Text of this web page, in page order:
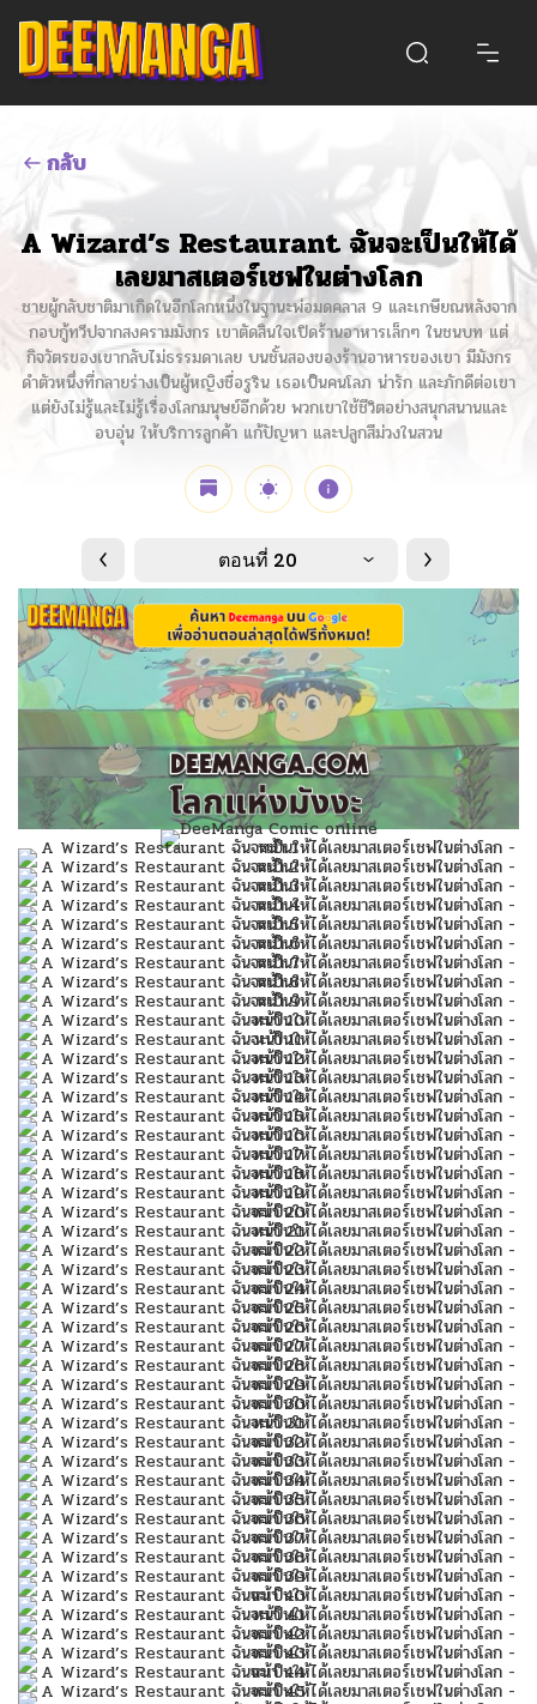
กลับ
A Wizard’s Restaurant ฉันจะเป็นให้ได้
เลยมาสเตอร์เชฟในต่างโลก
ชายผู้กลับชาติมาเกิดในอีกโลกหนึ่งในฐานะพ่อมดคลาส 9 และเกษียณหลังจาก
กอบกู้ทวีปจากสงครามมังกร เขาตัดสินใจเปิดร้านอาหารเล็กๆ ในชนบท แต่
กิจวัตรของเขากลับไม่ธรรมดาเลย บนชั้นสองของร้านอาหารของเขา มีมังกร
ดำตัวหนึ่งที่กลายร่างเป็นผู้หญิงชื่อรูริน เธอเป็นคนโลภ น่ารัก และภักดีต่อเขา
แต่ยังไม่รู้และไม่รู้เรื่องโลกมนุษย์อีกด้วย พวกเขาใช้ชีวิตอย่างสนุกสนานและ
อบอุ่น ให้บริการลูกค้า แก้ปัญหา และปลูกสีม่วงในสวน
ตอนที่ 20